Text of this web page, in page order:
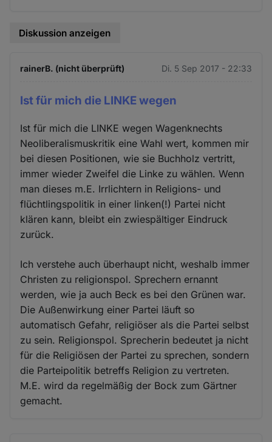
Diskussion anzeigen
rainerB. (nicht überprüft) Di. 5 Sep 2017 - 22:33
Ist für mich die LINKE wegen
Ist für mich die LINKE wegen Wagenknechts
Neoliberalismuskritik eine Wahl wert, kommen mir
bei diesen Positionen, wie sie Buchholz vertritt,
immer wieder Zweifel die Linke zu wählen. Wenn
man dieses m.E. Irrlichtern in Religions- und
flüchtlingspolitik in einer linken(!) Partei nicht
klären kann, bleibt ein zwiespältiger Eindruck
zurück.
Ich verstehe auch überhaupt nicht, weshalb immer
Christen zu religionspol. Sprechern ernannt
werden, wie ja auch Beck es bei den Grünen war.
Die Außenwirkung einer Partei läuft so
automatisch Gefahr, religiöser als die Partei selbst
zu sein. Religionspol. Sprecherin bedeutet ja nicht
für die Religiösen der Partei zu sprechen, sondern
die Parteipolitik betreffs Religion zu vertreten.
M.E. wird da regelmäßig der Bock zum Gärtner
gemacht.